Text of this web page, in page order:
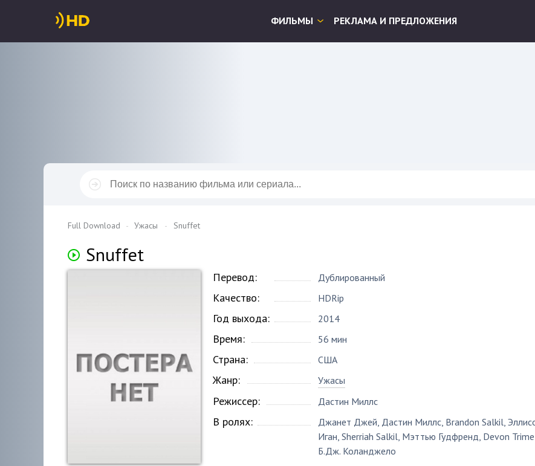
ФИЛЬМЫ РЕКЛАМА И ПРЕДЛОЖЕНИЯ
Full Download Ужасы Snuffet
Snuffet
Перевод: Дублированный
Качество: HDRip
Год выхода: 2014
Время: 56 мин
Страна: США
Жанр: Ужасы
Режиссер: Дастин Миллс
В ролях: Джанет Джей, Дастин Миллс, Brandon Salkil,
Иган, Sherriah Salkil, Мэттью Гудфренд, Devon
Б.Дж. Коланджело